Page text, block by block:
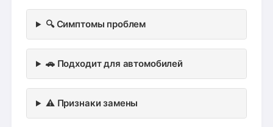
🔍 Симптомы проблем
🚗 Подходит для автомобилей
⚠️ Признаки замены